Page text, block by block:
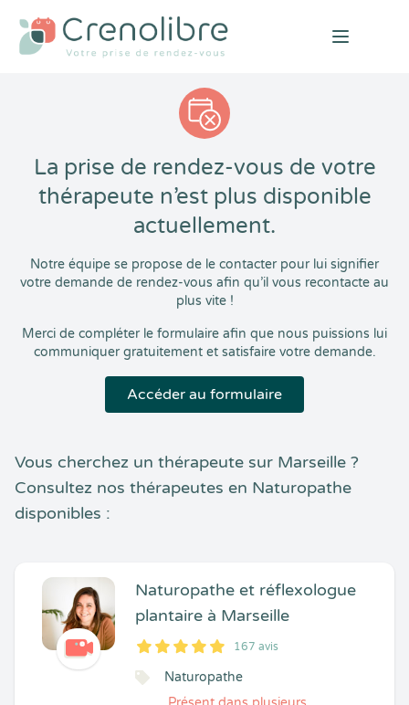
Open
La prise de rendez-vous de votre
thérapeute n’est plus disponible
actuellement.
Notre équipe se propose de le contacter pour lui signifier
votre demande de rendez-vous afin qu’il vous recontacte au
plus vite !
Merci de compléter le formulaire afin que nous puissions lui
communiquer gratuitement et satisfaire votre demande.
Accéder au formulaire
Vous cherchez un thérapeute sur Marseille ?
Consultez nos thérapeutes en Naturopathe
disponibles :
Naturopathe et réflexologue
plantaire à Marseille
5
1
5
167 167 avis
Naturopathe